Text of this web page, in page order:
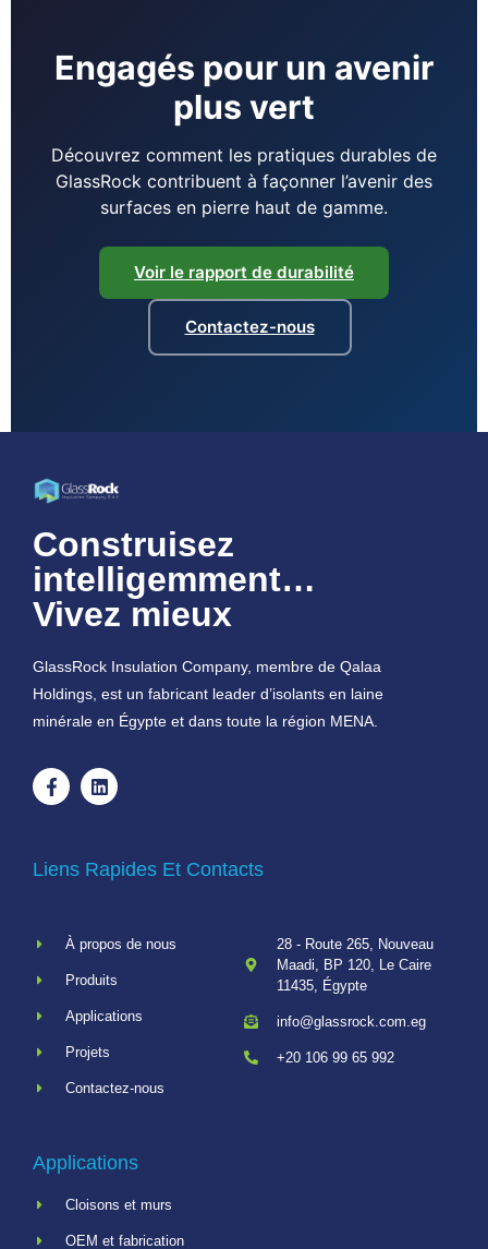
Engagés pour un avenir
plus vert
Découvrez comment les pratiques durables de
GlassRock contribuent à façonner l’avenir des
surfaces en pierre haut de gamme.
Voir le rapport de durabilité
Contactez-nous
Construisez
intelligemment…
Vivez mieux
GlassRock Insulation Company, membre de Qalaa
Holdings, est un fabricant leader d’isolants en laine
minérale en Égypte et dans toute la région MENA.
Liens Rapides Et Contacts
À propos de nous
Produits
Applications
Projets
Contactez-nous
28 - Route 265, Nouveau
Maadi, BP 120, Le Caire
11435, Égypte
info@glassrock.com.eg
+20 106 99 65 992
Applications
Cloisons et murs
OEM et fabrication